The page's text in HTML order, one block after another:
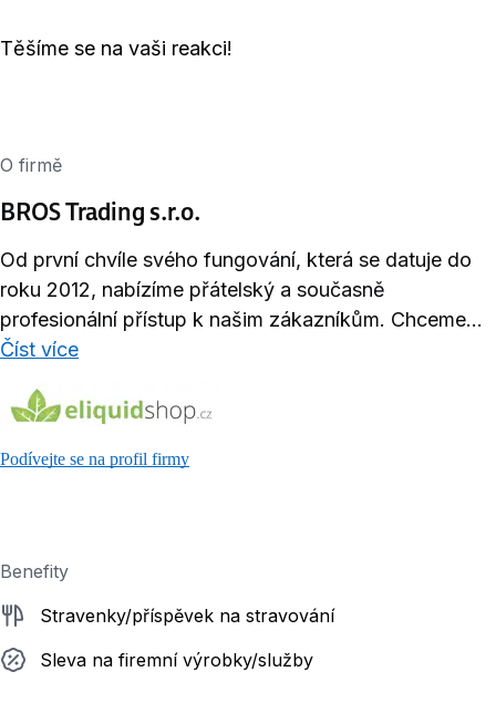
Těšíme se na vaši reakci!
O firmě
BROS Trading s.r.o.
Od první chvíle svého fungování, která se datuje do
roku 2012, nabízíme přátelský a současně
profesionální přístup k našim zákazníkům. Chceme...
Číst více
Podívejte se na profil firmy
Benefity
Stravenky/příspěvek na stravování
Sleva na firemní výrobky/služby